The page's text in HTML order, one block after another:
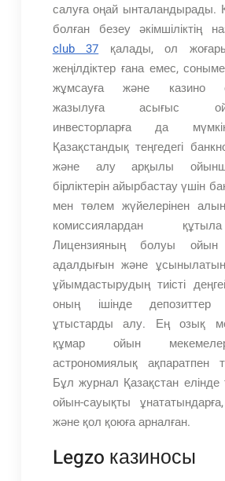
салуға оңай ынталандырады.
болған безеу әкімшіліктің
club 37 қалады, ол
жеңілдіктер ғана емес,
жұмсауға және казино
жазылуға асығыс
инвесторларға да
Қазақстандық теңгедегі
және алу арқылы
бірліктерін айырбастау үшін
мен төлем жүйелерінен
комиссиялардан
Лицензияның болуы ойын
адалдығын және ұсынылатын
ұйымдастырудың тиісті
оның ішінде
ұтыстарды алу. Ең озық
құмар ойын
астрономиялық ақпаратпен
Бұл журнал Қазақстан
ойын-сауықты
және қол қоюға арналған.
Legzo казиносы